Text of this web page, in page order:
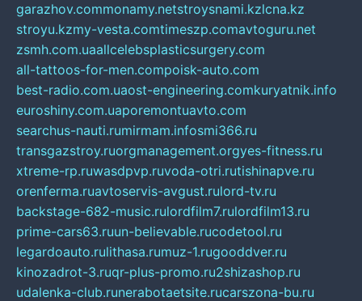
garazhov.commonamy.netstroysnami.kzlcna.kz
stroyu.kzmy-vesta.comtimeszp.comavtoguru.net
zsmh.com.uaallcelebsplasticsurgery.com
all-tattoos-for-men.compoisk-auto.com
best-radio.com.uaost-engineering.comkuryatnik.info
euroshiny.com.uaporemontuavto.com
searchus-nauti.rumirmam.infosmi366.ru
transgazstroy.ruorgmanagement.orgyes-fitness.ru
xtreme-rp.ruwasdpvp.ruvoda-otri.rutishinapve.ru
orenferma.ruavtoservis-avgust.rulord-tv.ru
backstage-682-music.rulordfilm7.rulordfilm13.ru
prime-cars63.ruun-believable.rucodetool.ru
legardoauto.rulithasa.rumuz-1.rugooddver.ru
kinozadrot-3.ruqr-plus-promo.ru2shizashop.ru
udalenka-club.runerabotaetsite.rucarszona-bu.ru